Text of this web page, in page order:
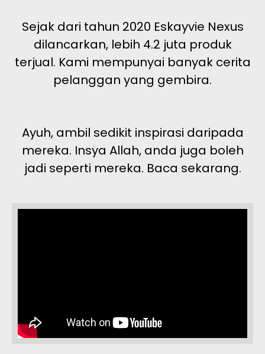
Sejak dari tahun 2020 Eskayvie Nexus
dilancarkan, lebih 4.2 juta produk
terjual. Kami mempunyai banyak cerita
pelanggan yang gembira.
Ayuh, ambil sedikit inspirasi daripada
mereka. Insya Allah, anda juga boleh
jadi seperti mereka. Baca sekarang.